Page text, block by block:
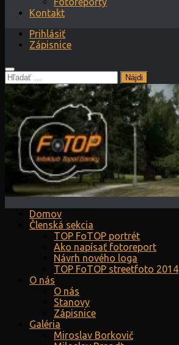
Kontakt
Prihlásiť
Zápisnice
Hľadať:
Domov
Členská sekcia
TOP FoTOP portrét
Ako napísať fotoreport
Návrh nového loga
TOP FoTOP streetfoto 2014
O nás
O nás
Stanovy
Zápisnice
Galéria
Miroslav Borkovič